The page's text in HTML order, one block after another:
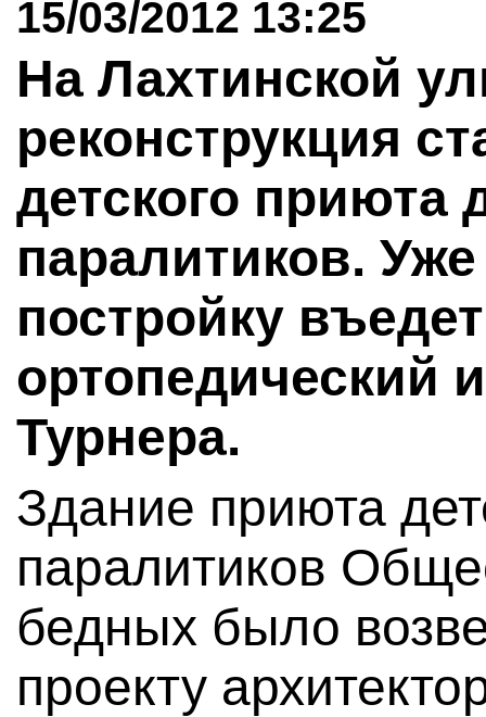
15/03/2012 13:25
На Лахтинской
реконструкция
детского приюта
паралитиков.
постройку
ортопедический
Турнера.
Здание приюта
паралитиков
бедных было
проекту